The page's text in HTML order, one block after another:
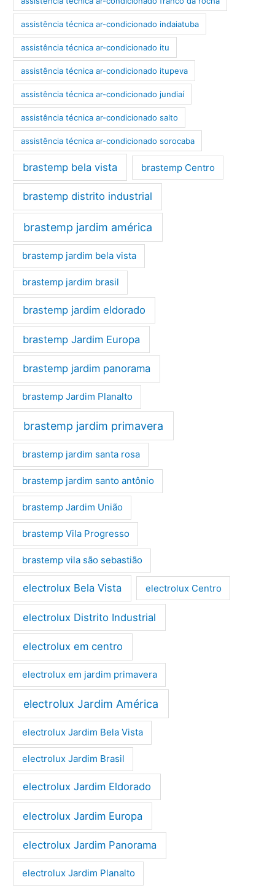
assistência técnica ar-condicionado indaiatuba
assistência técnica ar-condicionado itu
assistência técnica ar-condicionado itupeva
assistência técnica ar-condicionado jundiaí
assistência técnica ar-condicionado salto
assistência técnica ar-condicionado sorocaba
brastemp bela vista brastemp Centro
brastemp distrito industrial
brastemp jardim américa
brastemp jardim bela vista
brastemp jardim brasil
brastemp jardim eldorado
brastemp Jardim Europa
brastemp jardim panorama
brastemp Jardim Planalto
brastemp jardim primavera
brastemp jardim santa rosa
brastemp jardim santo antônio
brastemp Jardim União
brastemp Vila Progresso
brastemp vila são sebastião
electrolux Bela Vista electrolux Centro
electrolux Distrito Industrial
electrolux em centro
electrolux em jardim primavera
electrolux Jardim América
electrolux Jardim Bela Vista
electrolux Jardim Brasil
electrolux Jardim Eldorado
electrolux Jardim Europa
electrolux Jardim Panorama
electrolux Jardim Planalto